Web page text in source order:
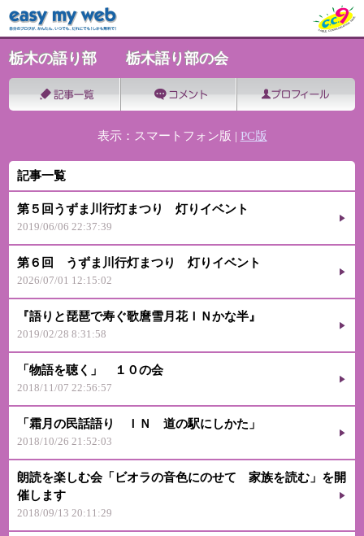
栃木の語り部 栃木語り部の会
表示：スマートフォン版 | PC版
記事一覧
第５回うずま川行灯まつり 灯りイベント
2019/06/06 22:37:39
第６回 うずま川行灯まつり 灯りイベント
2026/07/01 12:15:02
『語りと琵琶で寿ぐ歌麿雪月花ＩＮかな半』
2019/02/28 8:31:58
「物語を聴く」 １０の会
2018/11/07 22:56:57
「霜月の民話語り ＩＮ 道の駅にしかた」
2018/10/26 21:52:03
朗読を楽しむ会「ビオラの音色にのせて 家族を読む」を開
催します
2018/09/13 20:11:29